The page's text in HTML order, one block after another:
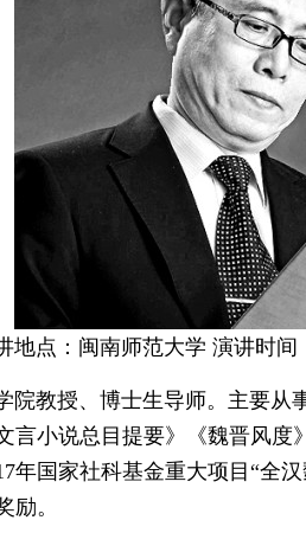
地点：闽南师范大学 演讲时间
院教授、博士生导师。主要
言小说总目提要》《魏晋风
年国家社科基金重大项目“全
励。